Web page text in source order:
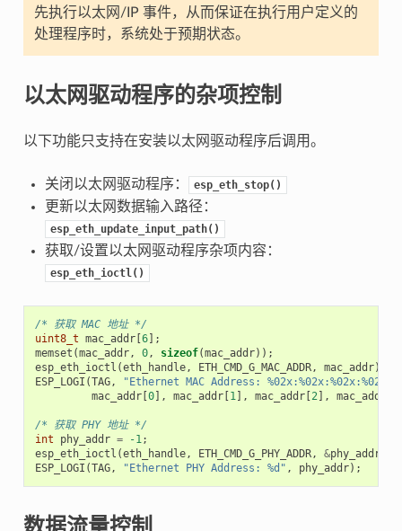
先执行以太网/IP 事件，从而保证在执行用户定义的
处理程序时，系统处于预期状态。
以太网驱动程序的杂项控制
以下功能只支持在安装以太网驱动程序后调用。
关闭以太网驱动程序： esp_eth_stop()
更新以太网数据输入路径：
esp_eth_update_input_path()
获取/设置以太网驱动程序杂项内容：
esp_eth_ioctl()
/* 获取 MAC 地址 */
uint8_t mac_addr[ 6];
memset (mac_addr, 0, sizeof(mac_addr));
esp_eth_ioctl (eth_handle, ETH_CMD_G_MAC_ADDR, mac_addr);
ESP_LOGI (TAG,
"Ethernet MAC Address:
mac_addr[ 0], mac_addr[ 1], mac_addr[ 2], mac_addr
/* 获取 PHY 地址 */
int
phy_addr = -1;
esp_eth_ioctl (eth_handle, ETH_CMD_G_PHY_ADDR, &phy_addr
ESP_LOGI (TAG, "Ethernet PHY Address: %d" , phy_addr);